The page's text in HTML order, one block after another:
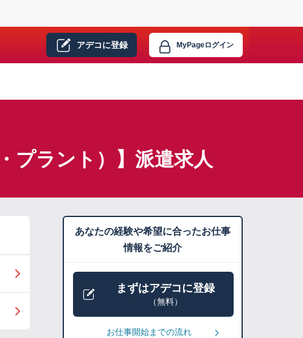
アデコに登録 MyPageログイン
プラント）】派遣求人
あなたの経験や希望に合ったお仕事
情報をご紹介
まずはアデコに登録
（無料）
お仕事開始までの流れ